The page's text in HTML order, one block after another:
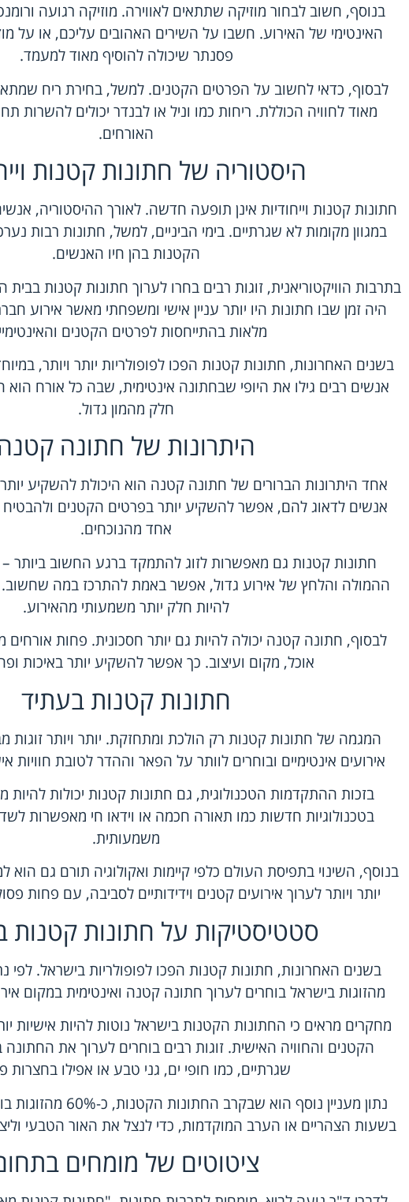
בנוסף, חשוב לבחור מוזיקה שתתאים לאווירה. מוזיקה רגועה
האינטימי של האירוע. חשבו על השירים האהובים עליכם, או על
פסנתר שיכולה להוסיף מאוד למעמד.
לבסוף, כדאי לחשוב על הפרטים הקטנים. למשל, בחירת ריח
מאוד לחוויה הכוללת. ריחות כמו וניל או לבנדר יכולים להשרות
האורחים.
היסטוריה של חתונות קטנות
חתונות קטנות וייחודיות אינן תופעה חדשה. לאורך ההיסטוריה,
במגוון מקומות לא שגרתיים. בימי הביניים, למשל, חתונות רבות
הקטנות בהן חיו האנשים.
בתרבות הוויקטוריאנית, זוגות רבים בחרו לערוך חתונות קטנות
היה זמן שבו חתונות היו יותר עניין אישי ומשפחתי מאשר אירוע
מלאות בהתייחסות לפרטים הקטנים
בשנים האחרונות, חתונות קטנות הפכו לפופולריות יותר ויותר,
אנשים רבים גילו את היופי שבחתונה אינטימית, שבה כל אורח
חלק מהמון גדול.
היתרונות של חתונה
אחד היתרונות הברורים של חתונה קטנה הוא היכולת להשקיע
אנשים לדאוג להם, אפשר להשקיע יותר בפרטים הקטנים ולהבטיח
אחד מהנוכחים.
חתונות קטנות גם מאפשרות לזוג להתמקד ברגע החשוב ביותר
ההמולה והלחץ של אירוע גדול, אפשר באמת להתרכז במה
להיות חלק יותר משמעותי מהאירוע.
לבסוף, חתונה קטנה יכולה להיות גם יותר חסכונית. פחות
אוכל, מקום ועיצוב. כך אפשר להשקיע יותר באיכות
חתונות קטנות בעתיד
המגמה של חתונות קטנות רק הולכת ומתחזקת. יותר ויותר זוגות
אירועים אינטימיים ובוחרים לוותר על הפאר וההדר לטובת חוויות
בזכות ההתקדמות הטכנולוגית, גם חתונות קטנות יכולות להיות
בטכנולוגיות חדשות כמו תאורה חכמה או וידאו חי מאפשרות
משמעותית.
בנוסף, השינוי בתפיסת העולם כלפי קיימות ואקולוגיה תורם גם הוא
יותר ויותר לערוך אירועים קטנים וידידותיים לסביבה, עם פחות
סטטיסטיקות על חתונות קטנות
מהזוגות בישראל בוחרים לערוך חתונה קטנה ואינטימית במקום
מחקרים מראים כי החתונות הקטנות בישראל נוטות להיות אישיות
הקטנים והחוויה האישית. זוגות רבים בוחרים לערוך את החתונה
שגרתיים, כמו חופי ים, גני טבע או אפילו בחצרות
נתון מעניין נוסף הוא
בשעות הצהריים או הערב המוקדמות, כדי לנצל את האור הטבעי
ציטוטים של מומחים